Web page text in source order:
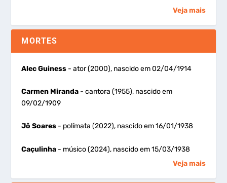
Veja mais
MORTES
Alec Guiness - ator (2000), nascido em 02/04/1914
Carmen Miranda - cantora (1955), nascido em
09/02/1909
Jô Soares - polímata (2022), nascido em 16/01/1938
Caçulinha - músico (2024), nascido em 15/03/1938
Veja mais